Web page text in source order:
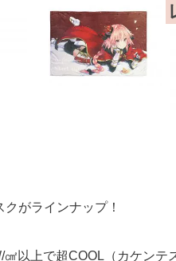
がラインナップ！
以上で超COOL（カケンテ